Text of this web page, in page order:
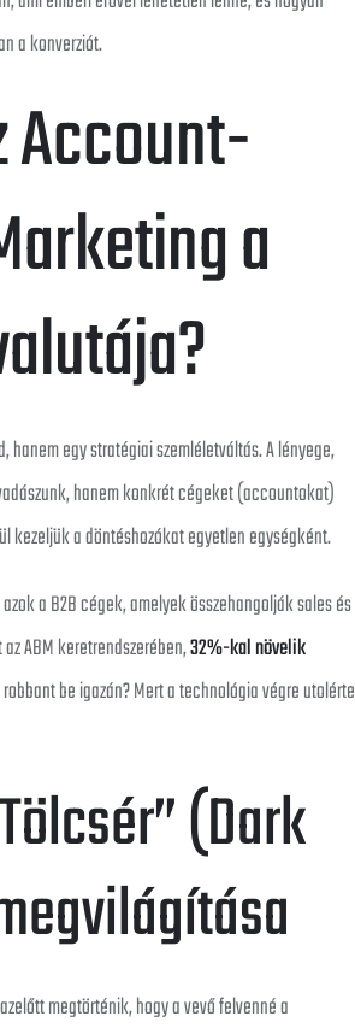
a konverziót.
Account-
a
hanem egy stratégiai szemléletváltás. A lényege,
hanem konkrét cégeket (accountokat)
kezeljük a döntéshozókat egyetlen egységként.
a B2B cégek, amelyek összehangolják sales és
ABM keretrendszerében,32%-kal növelik
be igazán? Mert a technológia végre utolérte
(Dark
megtörténik, hogy a vevő felvenné a